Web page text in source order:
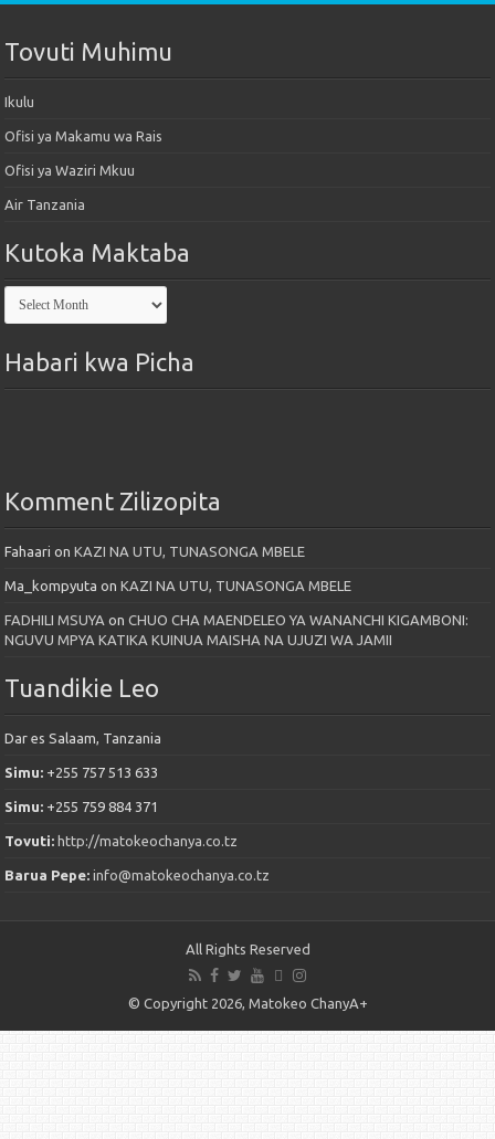
Tovuti Muhimu
Ikulu
Ofisi ya Makamu wa Rais
Ofisi ya Waziri Mkuu
Air Tanzania
Kutoka Maktaba
Kutoka
Maktaba
Habari kwa Picha
Komment Zilizopita
Fahaari onKAZI NA UTU, TUNASONGA MBELE
Ma_kompyuta onKAZI NA UTU, TUNASONGA MBELE
FADHILI MSUYA onCHUO CHA MAENDELEO YA WANANCHI KIGAMBONI:
NGUVU MPYA KATIKA KUINUA MAISHA NA UJUZI WA JAMII
Tuandikie Leo
Dar es Salaam, Tanzania
Simu: +255 757 513 633
Simu: +255 759 884 371
Tovuti:http://matokeochanya.co.tz
Barua Pepe:info@matokeochanya.co.tz
All Rights Reserved
© Copyright 2026, Matokeo ChanyA+